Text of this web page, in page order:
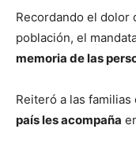
Recordando el dolor
población, el
memoria de las
Reiteró a las
país les acompaña